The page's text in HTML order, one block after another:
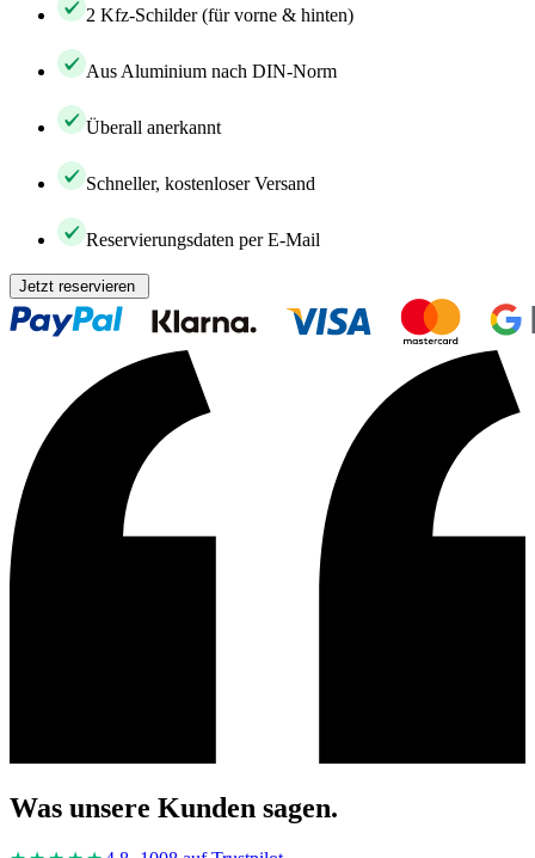
2 Kfz-Schilder (für vorne & hinten)
Aus Aluminium nach DIN-Norm
Überall anerkannt
Schneller, kostenloser Versand
Reservierungsdaten per E-Mail
Jetzt reservieren
Was unsere Kunden sagen.